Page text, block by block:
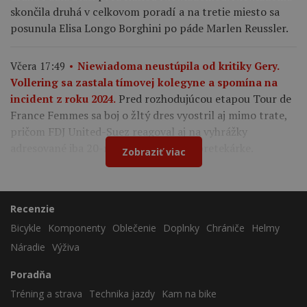
skončila druhá v celkovom poradí a na tretie miesto sa
posunula Elisa Longo Borghini po páde Marlen Reussler.
Včera 17:49
Niewiadoma neustúpila od kritiky Gery.
Vollering sa zastala tímovej kolegyne a spomína na
incident z roku 2024. Pred rozhodujúcou etapou Tour de
France Femmes sa boj o žltý dres vyostril aj mimo trate,
pričom FDJ United-Suez reagoval aj na vyhrážky
adresované iba 20-ročnej francúzskej pretekárke.
Zobraziť viac
Recenzie
Bicykle
Komponenty Oblečenie Doplnky Chrániče
Helmy
Náradie Výživa
Poradňa
Tréning a strava
Technika jazdy
Kam na bike